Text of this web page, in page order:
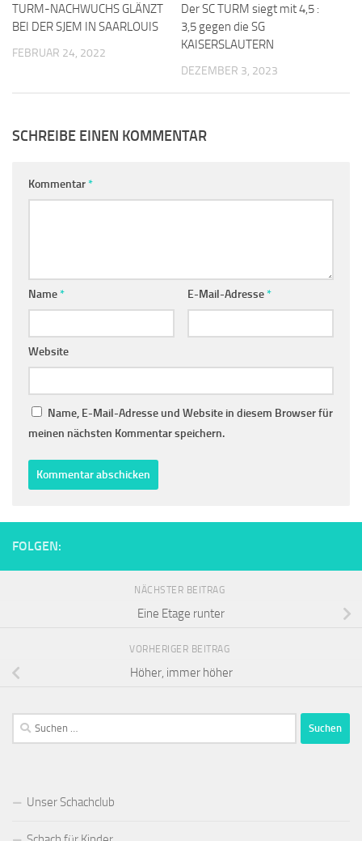
TURM-NACHWUCHS GLÄNZT
BEI DER SJEM IN SAARLOUIS
FEBRUAR 24, 2022
Der SC TURM siegt mit 4,5 :
3,5 gegen die SG
KAISERSLAUTERN
DEZEMBER 3, 2023
SCHREIBE EINEN KOMMENTAR
Kommentar*
Name* E-Mail-Adresse*
Website
Name, E-Mail-Adresse und Website in diesem Browser für
meinen nächsten Kommentar speichern.
FOLGEN:
NÄCHSTER BEITRAG
Eine Etage runter
VORHERIGER BEITRAG
Höher, immer höher
Suchen
nach:
Unser Schachclub